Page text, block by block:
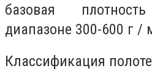
базовая
диапазоне 300-600 г /
Классификация